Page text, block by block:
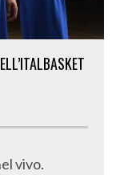
vivo.